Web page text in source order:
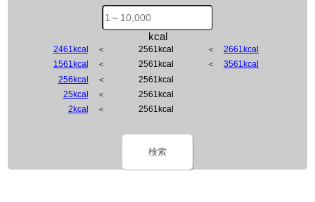
kcal
2461kcal ＜ 2561kcal ＜2661kcal
1561kcal
＜ 2561kcal ＜3561kcal
256kcal ＜
2561kcal
25kcal
＜
2561kcal
2kcal
＜ 2561kcal
検索